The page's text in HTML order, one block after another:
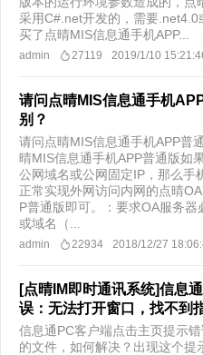
采用C#.net开发的，需要
买了点晴MIS信息通手机APP...
admin 27119 2019/1/10
请问点晴MIS信息通手机
别？
请问点晴MIS信息通手机APP普
晴MIS信息通手机APP普通版如
公网域名或公网固定IP，那么手
正常实现外网访问内网的点晴
P普通版即可。：要求OA服务
或域名（...
admin 22934 2018/12/27
[点晴IM即时通讯系统]信息
误：无法打开窗口，找不到
信息通PC客户端点击主页提示
的文件，如何解决？出现这个提